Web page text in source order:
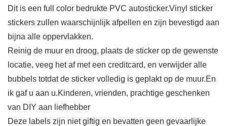
Dit is een full color bedrukte PVC autosticker.Vinyl sticker
stickers zullen waarschijnlijk afpellen en zijn bevestigd aan
bijna alle oppervlakken.
Reinig de muur en droog, plaats de sticker op de gewenste
locatie, veeg het af met een creditcard, en verwijder alle
bubbels totdat de sticker volledig is geplakt op de muur.En
ik gaf u aan u.Kinderen, vrienden, prachtige geschenken
van DIY aan liefhebber
Deze labels zijn niet giftig en bevatten geen gevaarlijke